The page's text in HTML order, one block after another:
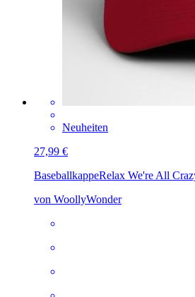
Neuheiten
27,99 €
BaseballkappeRelax We're All
von WoollyWonder